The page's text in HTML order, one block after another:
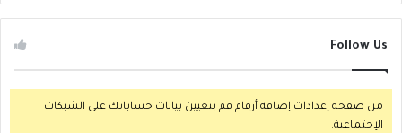
ن
و
Follow Us
من صفحة إعدادات إضافة أرقام قم بتعيين بيانات حساباتك على الشبكات
الإجتماعية.